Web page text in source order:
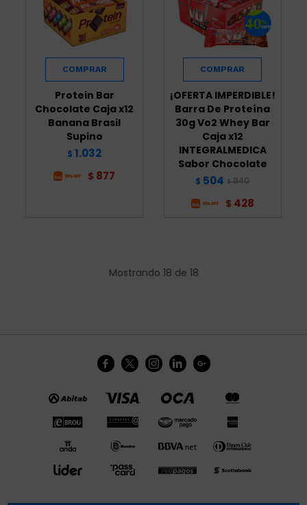
Protein Bar
Chocolate Caja x12
Banana Brasil
Supino
$ 1.032
$ 877
¡OFERTA IMPERDIBLE!
Barra De Proteína
30g Vo2 Whey Bar
Caja x12
INTEGRALMEDICA
Sabor Chocolate
$ 504 $ 840
$ 428
Mostrando 18 de 18
    